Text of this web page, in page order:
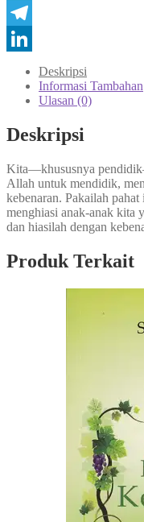
WhatsApp
Telegram
LinkedIn
Deskripsi
Informasi Tambahan
Ulasan (0)
Deskripsi
Kita—khususnya
Allah untuk mendidik,
kebenaran. Pakailah
menghiasi anak-anak kita
dan hiasilah dengan
Produk Terkait